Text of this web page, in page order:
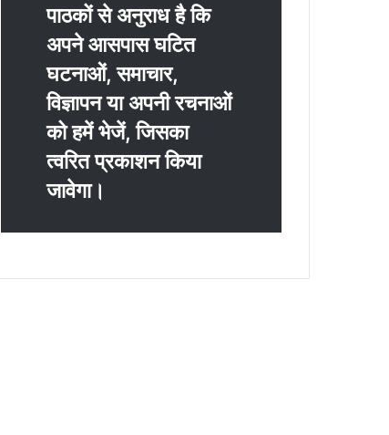
पाठकों से अनुराध है कि
अपने आसपास घटित
घटनाओं, समाचार,
विज्ञापन या अपनी रचनाओं
को हमें भेजें, जिसका
त्‍वरित प्रकाशन किया
जावेगा।